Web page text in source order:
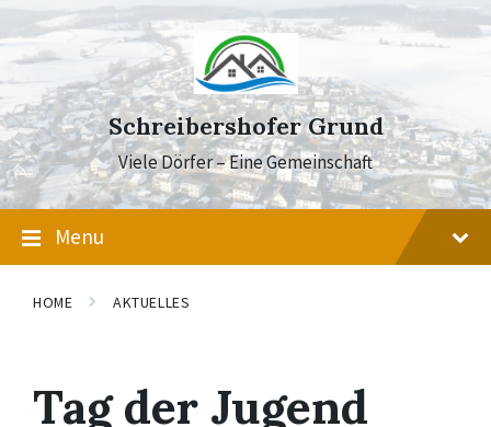
content
main
navigation
footer
Schreibershofer Grund
Viele Dörfer – Eine Gemeinschaft
Menu
HOME AKTUELLES
Tag der Jugend